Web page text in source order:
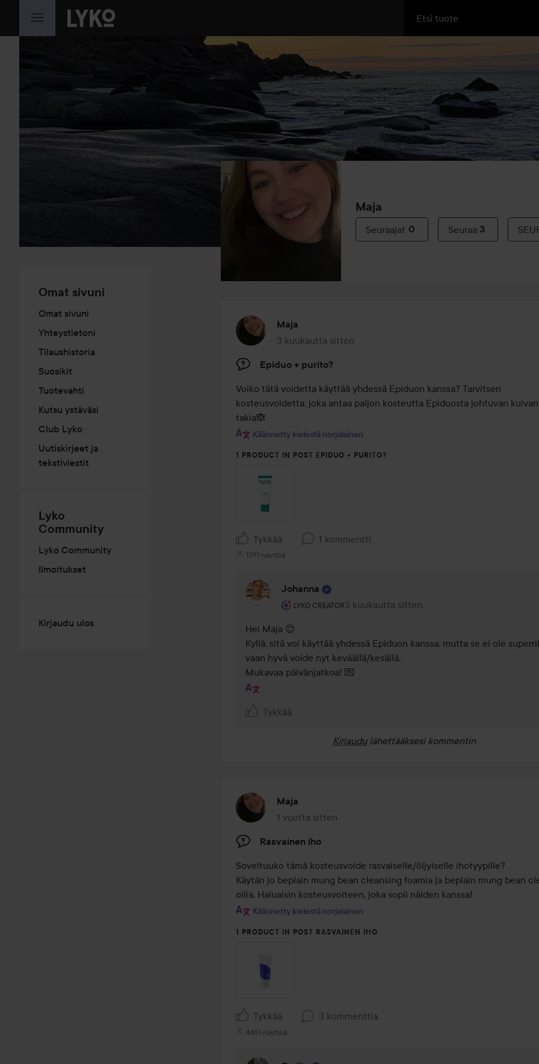
SIIRTYÄ JHK SISÄLTÖÖN
Omat sivuni
Omat sivuni
Yhteystietoni
Tilaushistoria
Suosikit
Tuotevahti
Kutsu ystäväsi
Club Lyko
Uutiskirjeet ja
tekstiviestit
Lyko
Community
Lyko Community
Ilmoitukset
Kirjaudu ulos
Maja
Seuraajat 0 Seuraa 3
Maja
3 kuukautta sitten
Viesti luotiin 3 kuukautta sitten
Epiduo + purito?
Voiko tätä voidetta käyttää yhdessä Epiduon kanssa? Tarvitsen
kosteusvoidetta, joka antaa paljon kosteutta Epiduosta johtuvan
takia🙈
Käännetty kielestä norjalainen
1 PRODUCT IN POST EPIDUO + PURITO?
Tykkää 1 kommentti
1391 näyttöä
Johanna
LYKO CREATOR
Käyttäjän rooli: Lyko Creator.
3 kuukautta sitten
Kommentti lisättiin 3 kuukautta sitten
Hei Maja 😊
Kyllä, sitä voi käyttää yhdessä Epiduon kanssa, mutta se ei ole
vaan hyvä voide nyt keväällä/kesällä.
Mukavaa päivänjatkoa! 💌
Tykkää
Kirjaudu lähettääksesi kommentin
Maja
1 vuotta sitten
Viesti luotiin 1 vuotta sitten
Rasvainen iho
Soveltuuko tämä kosteusvoide rasvaiselle/öljyiselle ihotyypille?
Käytän jo beplain mung bean cleansing foamia ja beplain mung bean
oilia. Haluaisin kosteusvoiteen, joka sopii näiden kanssa!
Käännetty kielestä norjalainen
1 PRODUCT IN POST RASVAINEN IHO
Tykkää 3 kommenttia
4451 näyttöä